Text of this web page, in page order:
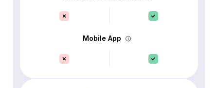
Mobile App